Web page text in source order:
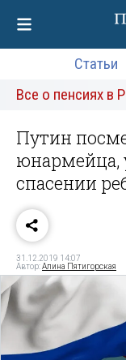
Статьи
Все о пенсиях в
Путин
юнармейца,
спасении
31.12.2019 14:07
Автор:Алина Пятигорская